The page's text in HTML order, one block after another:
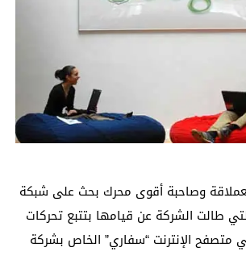
وصاحبة أقوى محرك بحث على شبكة
طالت الشركة عن قيامها بتتبع تحركات
الإنترنت “سفاري” الخاص بشركة